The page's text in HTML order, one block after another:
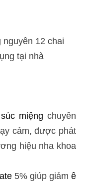
nguyên 12 chai
tại nhà
miệng chuyên
cảm, được phát
hiệu nha khoa
5% giúp giảmê